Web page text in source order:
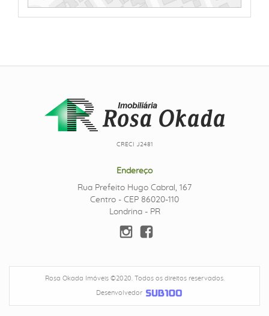
CRECI J2481
Endereço
Rua Prefeito Hugo Cabral, 167
Centro - CEP 86020-110
Londrina - PR
Rosa Okada Imóveis ©2020. Todos os direitos reservados.
Desenvolvedor